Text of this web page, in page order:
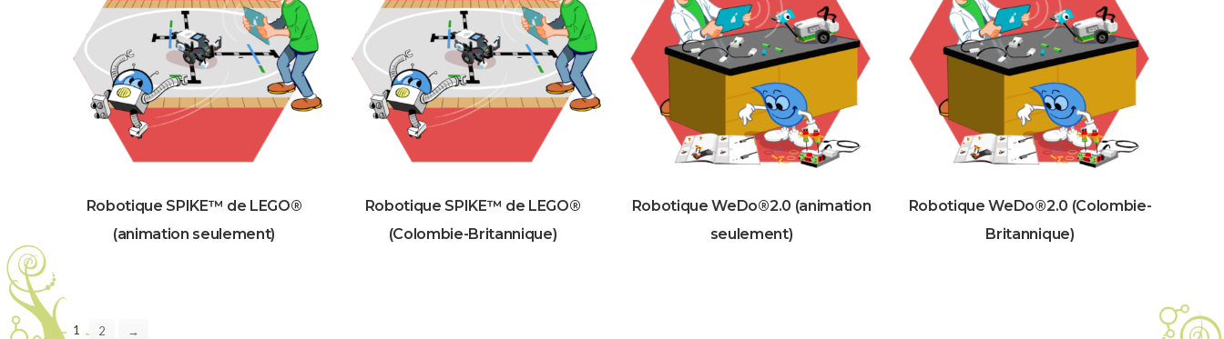
Robotique SPIKE™ de LEGO®
(animation seulement)
Robotique SPIKE™ de LEGO®
(Colombie-Britannique)
Robotique WeDo®2.0 (animation
seulement)
Robotique WeDo®2.0 (Colombie-
Britannique)
1 2 →